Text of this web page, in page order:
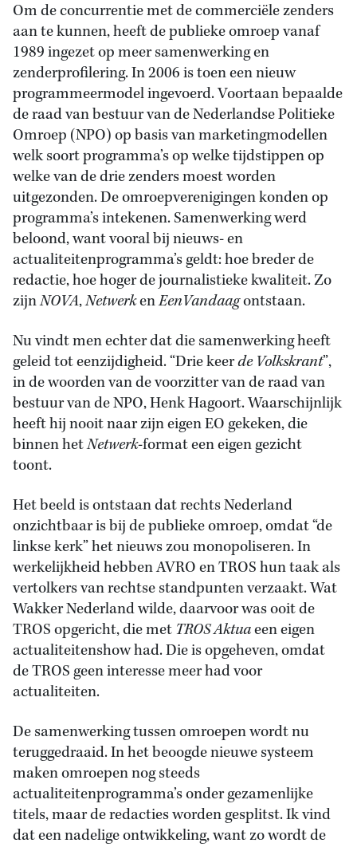
Om de concurrentie met de commerciële zenders
aan te kunnen, heeft de publieke omroep vanaf
1989 ingezet op meer samenwerking en
zenderprofilering. In 2006 is toen een nieuw
programmeermodel ingevoerd. Voortaan bepaalde
de raad van bestuur van de Nederlandse Politieke
Omroep (NPO) op basis van marketingmodellen
welk soort programma’s op welke tijdstippen op
welke van de drie zenders moest worden
uitgezonden. De omroepverenigingen konden op
programma’s intekenen. Samenwerking werd
beloond, want vooral bij nieuws- en
actualiteitenprogramma’s geldt: hoe breder de
redactie, hoe hoger de journalistieke kwaliteit. Zo
zijnNOVA,NetwerkenEenVandaagontstaan.
Nu vindt men echter dat die samenwerking heeft
geleid tot eenzijdigheid. “Drie keerde Volkskrant”,
in de woorden van de voorzitter van de raad van
bestuur van de NPO, Henk Hagoort. Waarschijnlijk
heeft hij nooit naar zijn eigen EO gekeken, die
binnen hetNetwerk-format een eigen gezicht
toont.
Het beeld is ontstaan dat rechts Nederland
onzichtbaar is bij de publieke omroep, omdat “de
linkse kerk” het nieuws zou monopoliseren. In
werkelijkheid hebben AVRO en TROS hun taak als
vertolkers van rechtse standpunten verzaakt. Wat
Wakker Nederland wilde, daarvoor was ooit de
TROS opgericht, die metTROS Aktuaeen eigen
actualiteitenshow had. Die is opgeheven, omdat
de TROS geen interesse meer had voor
actualiteiten.
De samenwerking tussen omroepen wordt nu
teruggedraaid. In het beoogde nieuwe systeem
maken omroepen nog steeds
actualiteitenprogramma’s onder gezamenlijke
titels, maar de redacties worden gesplitst. Ik vind
dat een nadelige ontwikkeling, want zo wordt de